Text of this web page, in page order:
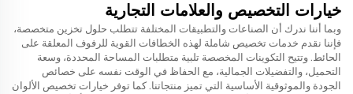
خيارات التخصيص والعلامات التجارية
وبما أننا ندرك أن الصناعات والتطبيقات المختلفة تتطلب حلول تخزين متخصصة،
فإننا نقدم خدمات تخصيص شاملة لهذه الخطافات القوية للرفوف المعلقة على
الحائط. وتتيح التكوينات المخصصة تلبية متطلبات المساحة المحددة، وسعة
التحميل، والتفضيلات الجمالية، مع الحفاظ في الوقت نفسه على خصائص
الجودة والموثوقية الأساسية التي تميز منتجاتنا. كما توفر خيارات تخصيص الألوان